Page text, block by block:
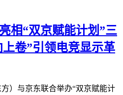
相“双京赋能计划”三
卷”引领电竞显示革
）与京东联合举办“双京赋能计